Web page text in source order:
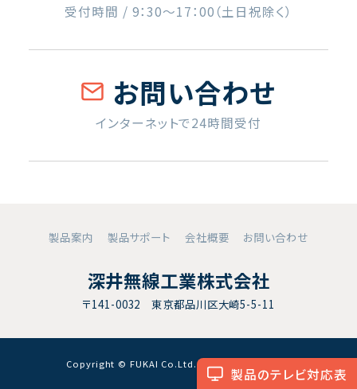
製品のテレビ対応表
受付時間 / 9：30〜17：00（土日祝除く）
お問い合わせ
インターネットで24時間受付
製品案内 製品サポート 会社概要 お問い合わせ
深井無線工業株式会社
〒141-0032 東京都品川区大崎5-5-11
Copyright © FUKAI Co.Ltd. All RightsReserved.